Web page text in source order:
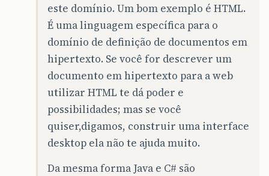
este domínio. Um bom exemplo é HTML.
É uma linguagem específica para o
domínio de definição de documentos em
hipertexto. Se você for descrever um
documento em hipertexto para a web
utilizar HTML te dá poder e
possibilidades; mas se você
quiser,digamos, construir uma interface
desktop ela não te ajuda muito.
Da mesma forma Java e C# são